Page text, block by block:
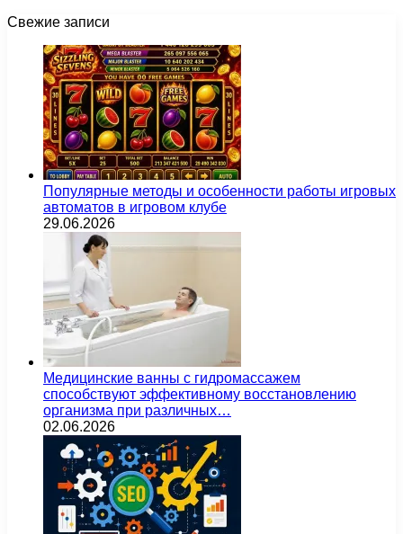
Свежие записи
Популярные методы и особенности работы игровых
автоматов в игровом клубе
29.06.2026
Медицинские ванны с гидромассажем
способствуют эффективному восстановлению
организма при различных…
02.06.2026